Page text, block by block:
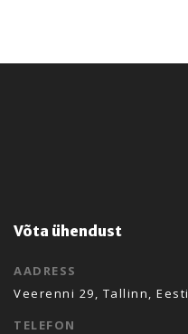
Võta ühendust
AADRESS
Veerenni 29, Tallinn, Eesti
TELEFON